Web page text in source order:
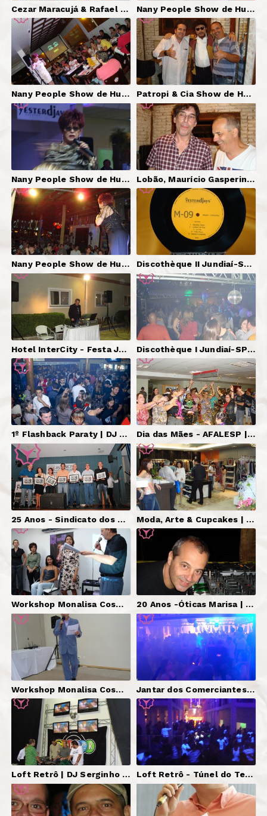
Cezar Maracujá & Rafael Portugal Show de Humor | Produção. Nany People Show de Humor | Produção.
Nany People Show de Humor | Produção. Patropi & Cia Show de Humor | Produção.
Nany People Show de Humor | Produção. Lobão, Maurício Gasperini, Luiz Carlini - Show | DJ Serginho Brazil.
Nany People Show de Humor | Produção. Discothèque II Jundiaí-SP | DJ Serginho Brazil, Som, Iluminação, Telões.
Hotel InterCity - Festa Junina | DJ Serginho Brazil, Som. Discothèque I Jundiaí-SP | DJ Serginho Brazil, Som, Iluminação, Telão.
1º Flashback Paraty | DJ Serginho Brazil. Dia das Mães - AFALESP | DJ Serginho Brazil.
25 Anos - Sindicato dos Bancários de Jundiaí | DJ e Mestre de Cerimônias Serginho Brazil, Som. Moda, Arte & Cupcakes | DJ Serginho Brazil, Som.
Workshop Monalisa Cosméticos | Mestre de Cerimônias. 20 Anos -Óticas Marisa | DJ Serginho Brazil.
Workshop Monalisa Cosméticos | Mestre de Cerimônias. Jantar dos Comerciantes | DJ Serginho Brazil, Som, Iluminação, Telões.
Loft Retrô | DJ Serginho Brazil. Loft Retrô - Túnel do Tempo | DJ Serginho Brazil.